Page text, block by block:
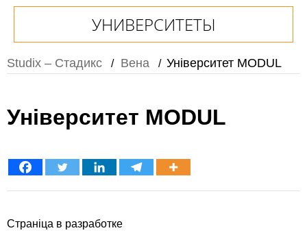
УНИВЕРСИТЕТЫ
Studix – Стадикс / Вена / Університет MODUL
Університет MODUL
Страніца в разработке